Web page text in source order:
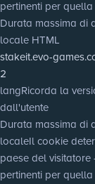
pertinenti per
Durata massima di
locale HTML
stakeit.evo-
2
langRicorda la
dall'utente
Durata massima di
localeIl cookie
paese del visitatore
pertinenti per